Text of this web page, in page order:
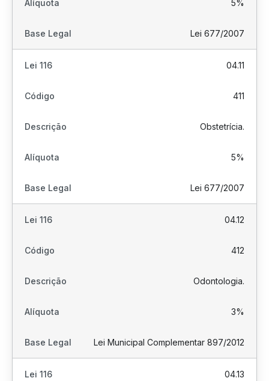
5%
Lei 677/2007
04.11
411
Obstetrícia.
5%
Lei 677/2007
04.12
412
Odontologia.
3%
Lei Municipal Complementar 897/2012
04.13